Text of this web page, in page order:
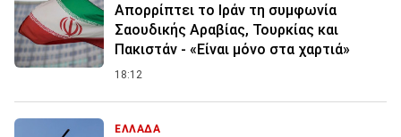
Απορρίπτει το Ιράν τη συμφωνία
Σαουδικής Αραβίας, Τουρκίας και
Πακιστάν - «Είναι μόνο στα χαρτιά»
18:12
ΕΛΛΑΔΑ